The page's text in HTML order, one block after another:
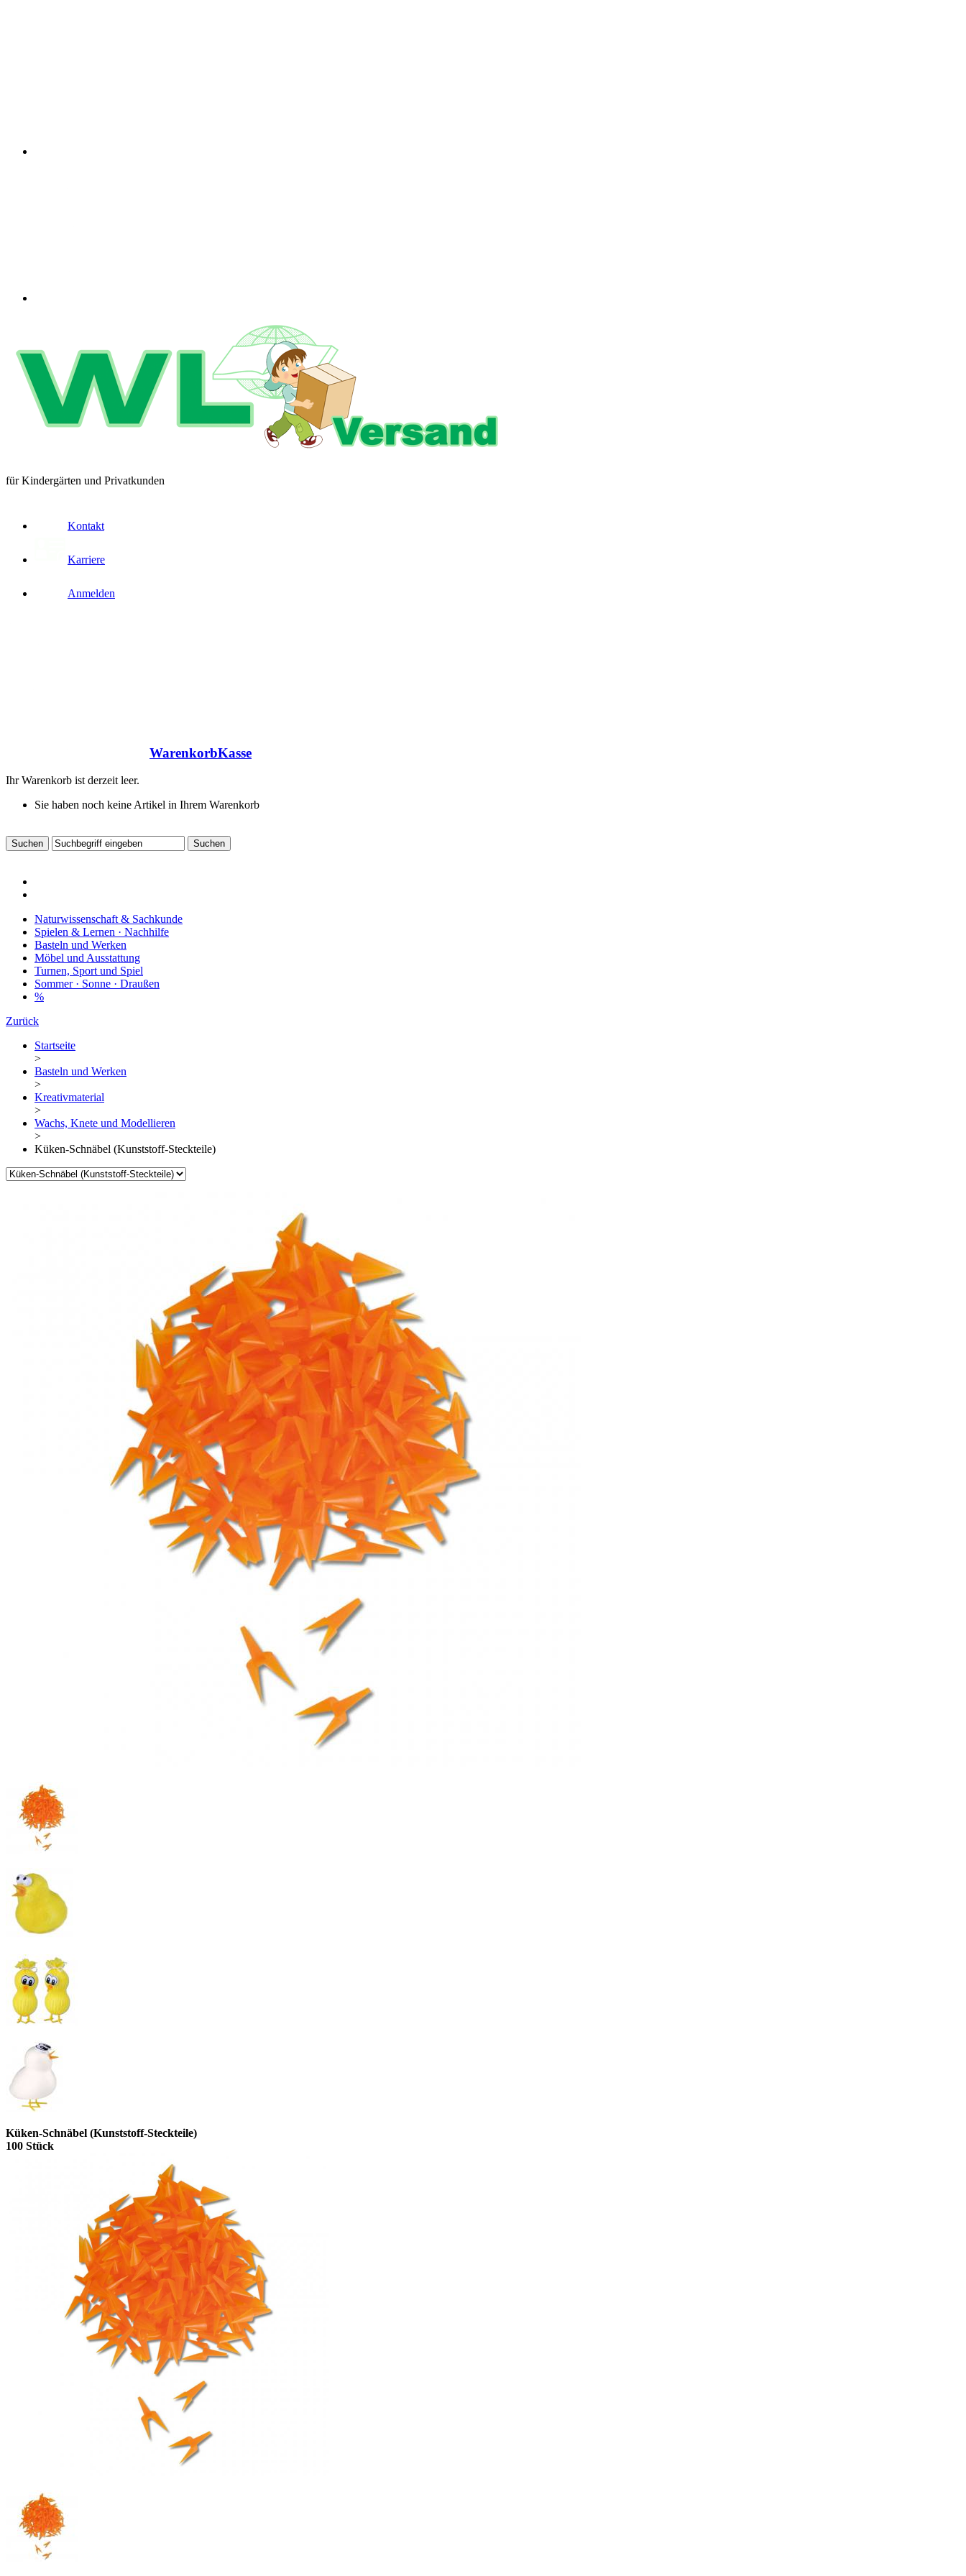
für Kindergärten und Privatkunden
Kontakt
Karriere
Anmelden
WarenkorbKasse
Ihr Warenkorb ist derzeit leer.
Sie haben noch keine Artikel in Ihrem Warenkorb
Naturwissenschaft & Sachkunde
Spielen & Lernen · Nachhilfe
Basteln und Werken
Möbel und Ausstattung
Turnen, Sport und Spiel
Sommer · Sonne · Draußen
%
Zurück
Startseite
>
Basteln und Werken
>
Kreativmaterial
>
Wachs, Knete und Modellieren
>
Küken-Schnäbel (Kunststoff-Steckteile)
Küken-Schnäbel (Kunststoff-Steckteile)
100 Stück